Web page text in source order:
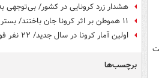
هشدار زرد کرونایی در کشور/ بی‌توجهی
۱۱ هموطن بر اثر کرونا جان باختند/ بستری ۴۱۴ بیمار جدید
اولین آمار کرونا در سال جدید/ ۲۲ نفر فوت شدند
برچسب‌ها